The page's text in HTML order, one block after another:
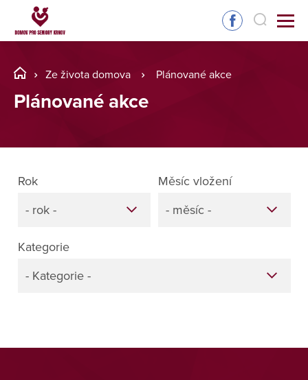
Ze života domova Plánované akce
Plánované akce
Kategorie
- Kategorie -
Rok
- rok -
Měsíc vložení
- měsíc -